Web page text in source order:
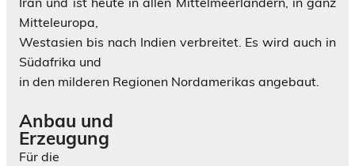
Mitteleuropa,
Westasien bis nach Indien verbreitet. Es wird auch in
Südafrika und
in den milderen Regionen Nordamerikas angebaut.
Anbau und
Erzeugung
Für die